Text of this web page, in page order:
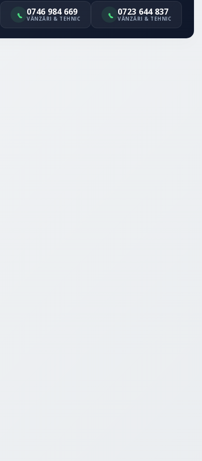
0746 984 669
VÂNZĂRI & TEHNIC
0723 644 837
VÂNZĂRI & TEHNIC